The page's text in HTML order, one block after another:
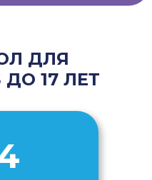
ДЛЯ
ДО 17 ЛЕТ